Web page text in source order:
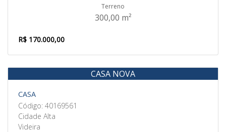
Terreno
300,00 m²
R$ 170.000,00
Venda
CASA NOVA
CASA
Código: 40169561
Cidade Alta
Videira